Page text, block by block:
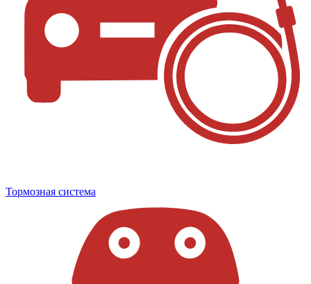
Тормозная система